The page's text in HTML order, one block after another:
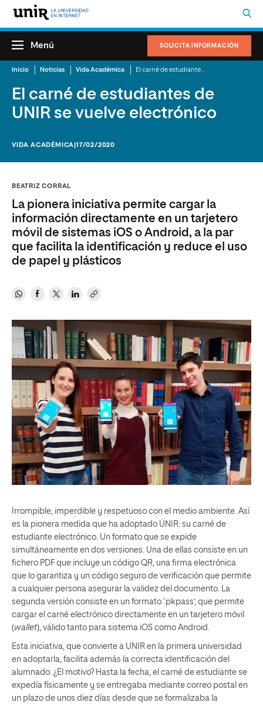
SOLICITA INFORMACIÓN
Menú
Inicio Noticias Vida Académica
El carné de estudiantes de
UNIR se vuelve electrónico
VIDA ACADÉMICA |17/02/2020
BEATRIZ CORRAL
La pionera iniciativa permite cargar la
información directamente en un tarjetero
móvil de sistemas iOS o Android, a la par
que facilita la identificación y reduce el uso
de papel y plásticos
Irrompible, imperdible y respetuoso con el medio ambiente. Así
es la pionera medida que ha adoptado UNIR: su carné de
estudiante electrónico. Un formato que se expide
simultáneamente en dos versiones. Una de ellas consiste en un
fichero PDF que incluye un código QR, una firma electrónica
que lo garantiza y un código seguro de verificación que permite
a cualquier persona asegurar la validez del documento. La
segunda versión consiste en un formato ‘.pkpass’, que permite
cargar el carné electrónico directamente en un tarjetero móvil
(wallet), válido tanto para sistema iOS como Android.
Esta iniciativa, que convierte a UNIR en la primera universidad
en adoptarla, facilita además la correcta identificación del
alumnado. ¿El motivo? Hasta la fecha, el carné de estudiante se
expedía físicamente y se entregaba mediante correo postal en
un plazo de unos diez días desde que se formalizaba la